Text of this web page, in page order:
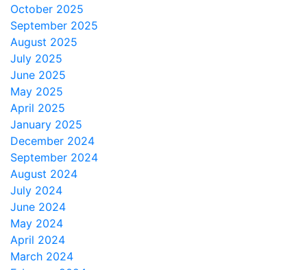
October 2025
September 2025
August 2025
July 2025
June 2025
May 2025
April 2025
January 2025
December 2024
September 2024
August 2024
July 2024
June 2024
May 2024
April 2024
March 2024